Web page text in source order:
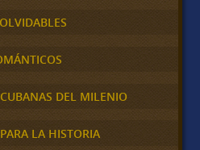
DEL MILENIO
LA HISTORIA